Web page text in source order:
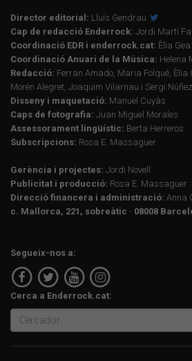
Director editorial: Lluís Gendrau
Cap de redacció Enderrock: Jordi Martí
Coordinació EDR i enderrock.cat: Èlia Gea
Coordinació Anuari de la Música: Helena
Redacció: Ferran Amado, Maria Folqué, Èlia
Morén Alegret, Joaquim Vilarnau i Sergi Núñez
Disseny i maquetació: Manuel Cuyàs
Caps de fotografia: Juan Miguel Morales
Assessorament lingüístic: Berta Herreros
Subscripcions: Rosa E. Massaguer
Gerència i projectes: Jordi Novell
Publicitat i producció: Rosa E. Massaguer
Direcció financera i administració: Anna
c. Mallorca, 221, sobreàtic · 08008
Segueix-nos a:
Cerca a Enderrock.cat: